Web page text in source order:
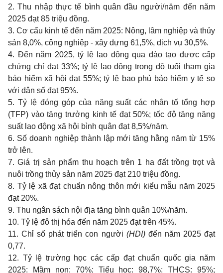
2. Thu nhập thực tế bình quân đầu người/năm đến năm
2025 đạt 85 triệu đồng.
3. Cơ cấu kinh tế đến năm 2025: Nông, lâm nghiệp và thủy
sản 8,0%, công nghiệp - xây dựng 61,5%, dịch vụ 30,5%.
4. Đến năm 2025, tỷ lệ lao động qua đào tạo được cấp
chứng chỉ đạt 33%; tỷ lệ lao động trong độ tuổi tham gia
bảo hiểm xã hội đạt 55%; tỷ lệ bao phủ bảo hiểm y tế so
với dân số đạt 95%.
5. Tỷ lệ đóng góp của năng suất các nhân tố tổng hợp
(TFP) vào tăng trưởng kinh tế đạt 50%; tốc độ tăng năng
suất lao động xã hội bình quân đạt 8,5%/năm.
6. Số doanh nghiệp thành lập mới tăng hằng năm từ 15%
trở lên.
7. Giá trị sản phẩm thu hoạch trên 1 ha đất trồng trọt và
nuôi trồng thủy sản năm 2025 đạt 210 triệu đồng.
8. Tỷ lệ xã đạt chuẩn nông thôn mới kiểu mẫu năm 2025
đạt 20%.
9. Thu ngân sách nội địa tăng bình quân 10%/năm.
10. Tỷ lệ đô thị hóa đến năm 2025 đạt trên 45%.
11. Chỉ số phát triển con người (HDI)đến năm 2025 đạt
0,77.
12. Tỷ lệ trường học các cấp đạt chuẩn quốc gia năm
2025: Mầm non: 70%; Tiểu học: 98,7%; THCS: 95%;